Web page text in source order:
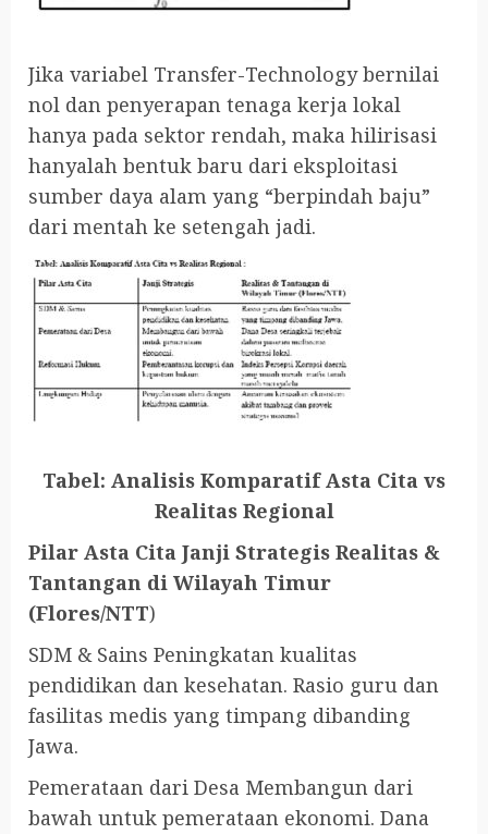
Jika variabel Transfer-Technology bernilai
nol dan penyerapan tenaga kerja lokal
hanya pada sektor rendah, maka hilirisasi
hanyalah bentuk baru dari eksploitasi
sumber daya alam yang “berpindah baju”
dari mentah ke setengah jadi.
Tabel: Analisis Komparatif Asta Cita vs
Realitas Regional
Pilar Asta Cita Janji Strategis Realitas &
Tantangan di Wilayah Timur
(Flores/NTT)
SDM & Sains Peningkatan kualitas
pendidikan dan kesehatan. Rasio guru dan
fasilitas medis yang timpang dibanding
Jawa.
Pemerataan dari Desa Membangun dari
bawah untuk pemerataan ekonomi. Dana